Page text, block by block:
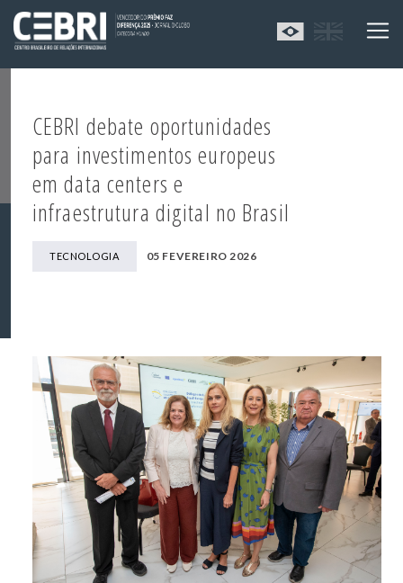
CEBRI debate oportunidades
para investimentos europeus
em data centers e
infraestrutura digital no Brasil
TECNOLOGIA 05 FEVEREIRO 2026